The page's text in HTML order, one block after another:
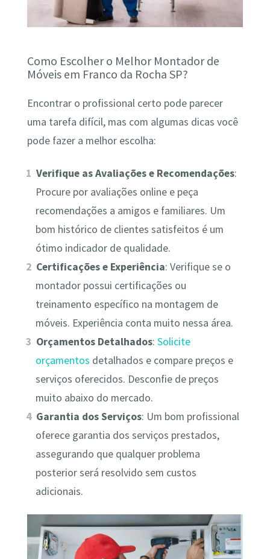
Como Escolher o Melhor Montador de
Móveis em Franco da Rocha SP?
Encontrar o profissional certo pode parecer
uma tarefa difícil, mas com algumas dicas você
pode fazer a melhor escolha:
Verifique as Avaliações e Recomendações:
Procure por avaliações online e peça
recomendações a amigos e familiares. Um
bom histórico de clientes satisfeitos é um
ótimo indicador de qualidade.
Certificações e Experiência: Verifique se o
montador possui certificações ou
treinamento específico na montagem de
móveis. Experiência conta muito nessa área.
Orçamentos Detalhados:Solicite
orçamentos detalhados e compare preços e
serviços oferecidos. Desconfie de preços
muito abaixo do mercado.
Garantia dos Serviços: Um bom profissional
oferece garantia dos serviços prestados,
assegurando que qualquer problema
posterior será resolvido sem custos
adicionais.